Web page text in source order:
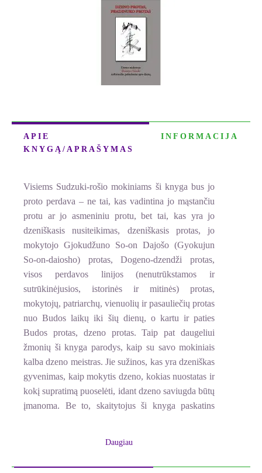
APIE
KNYGĄ/APRAŠYMAS
INFORMACIJA
Visiems Sudzuki-rošio mokiniams ši knyga bus jo
proto perdava – ne tai, kas vadintina jo mąstančiu
protu ar jo asmeniniu protu, bet tai, kas yra jo
dzeniškasis nusiteiki­mas, dzeniškasis protas, jo
mokytojo Gjokudžuno So-on Dajošo (Gyokujun
So-on-daiosho) protas, Dogeno-dzen­dži protas,
visos perdavos linijos (nenutrūkstamos ir
sutrūkinėjusios, istorinės ir mitinės) protas,
mokytojų, patriarchų, vienuolių ir pasauliečių protas
nuo Budos laikų iki šių dienų, o kartu ir paties
Budos protas, dzeno protas. Taip pat daugeliui
žmonių ši knyga parodys, kaip su savo mokiniais
kalba dzeno meistras. Jie suži­nos, kas yra dzeniškas
gyvenimas, kaip mokytis dzeno, kokias nuostatas ir
kokį supratimą puoselėti, idant dze­no saviugda būtų
įmanoma. Be to, skaitytojus ši knyga paskatins
Daugiau